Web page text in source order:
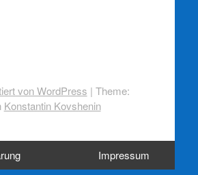
von WordPress | Theme:
Konstantin Kovshenin
Impressum